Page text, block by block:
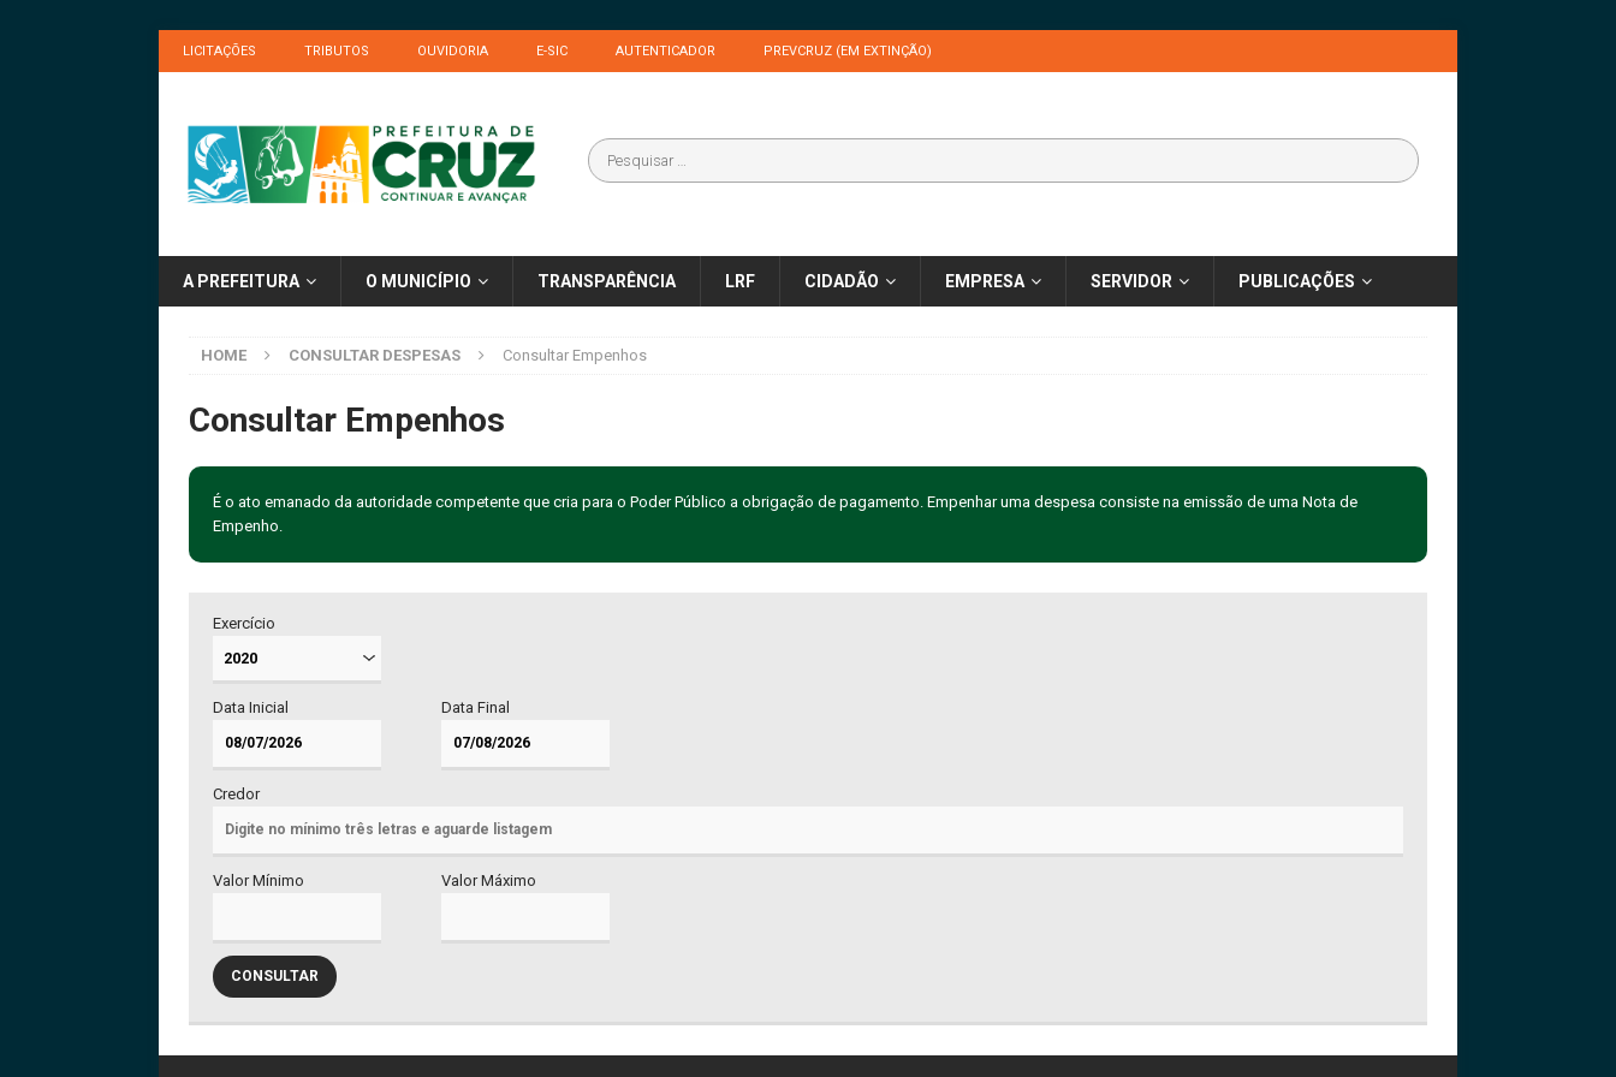
LICITAÇÕES TRIBUTOS OUVIDORIA E-SIC AUTENTICADOR PREVCRUZ (EM EXTINÇÃO)
A PREFEITURA O MUNICÍPIO TRANSPARÊNCIA LRF CIDADÃO EMPRESA SERVIDOR PUBLICAÇÕES
HOME CONSULTAR DESPESAS Consultar Empenhos
Consultar Empenhos
É o ato emanado da autoridade competente que cria para o Poder Público a obrigação de pagamento. Empenhar uma despesa consiste na emissão de uma Nota de
Empenho.
Exercício
Data Inicial Data Final
Credor
Valor Mínimo Valor Máximo
CONSULTAR